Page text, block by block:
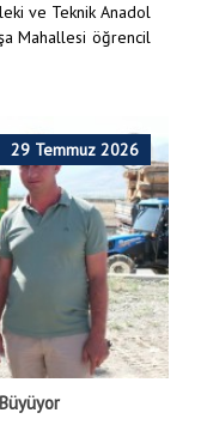
ve Teknik Anadol
Mahallesi öğrencil
29 Temmuz 2026